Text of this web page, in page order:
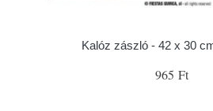
Kalóz zászló - 42 x 30
965 Ft